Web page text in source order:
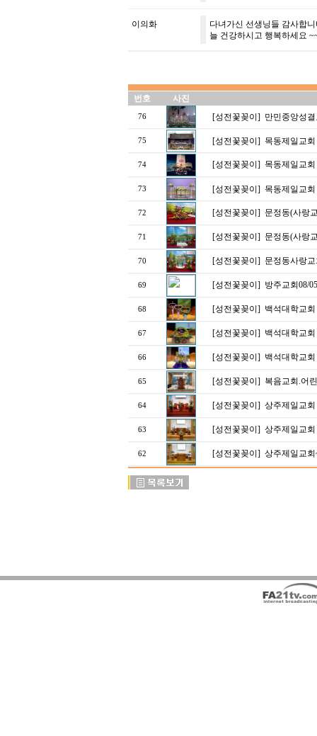
이의화
다녀가신 선생닝들 감사합니
늘 건강하시고 행복하세요
번호 사진
76 [성전꽃꽂이] 만민중앙성
75 [성전꽃꽂이] 목동제일교회
74 [성전꽃꽂이] 목동제일교회
73 [성전꽃꽂이] 목동제일교
72 [성전꽃꽂이] 문정동(사랑
71 [성전꽃꽂이] 문정동(사랑
70 [성전꽃꽂이] 문정동사랑
69 [성전꽃꽂이] 방주교회08/
68 [성전꽃꽂이] 백석대학교회
67 [성전꽃꽂이] 백석대학교회
66 [성전꽃꽂이] 백석대학교회
65 [성전꽃꽂이] 복음교회.어
64 [성전꽃꽂이] 상주제일교
63 [성전꽃꽂이] 상주제일교
62 [성전꽃꽂이] 상주제일교